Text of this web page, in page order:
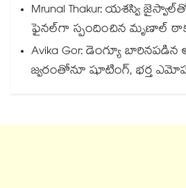
Mrunal Thakur: యశస్వి
ఫైనల్‌గా స్పందించిన మృణాల్
Avika Gor: డెంగ్యూ
జ్వరంతోనూ షూటింగ్, భర్త